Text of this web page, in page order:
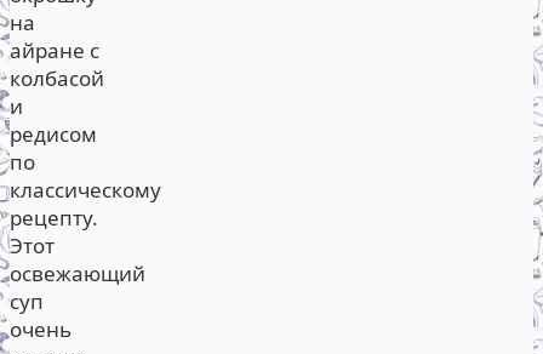
на
айране с
колбасой
и
редисом
по
классическому
рецепту.
Этот
освежающий
суп
очень